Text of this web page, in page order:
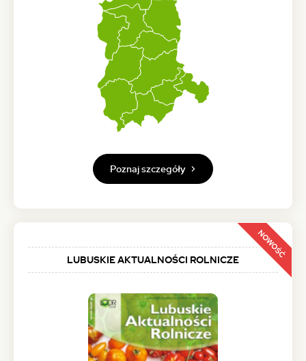
Poznaj szczegóły
LUBUSKIE AKTUALNOŚCI ROLNICZE
NOWOŚĆ